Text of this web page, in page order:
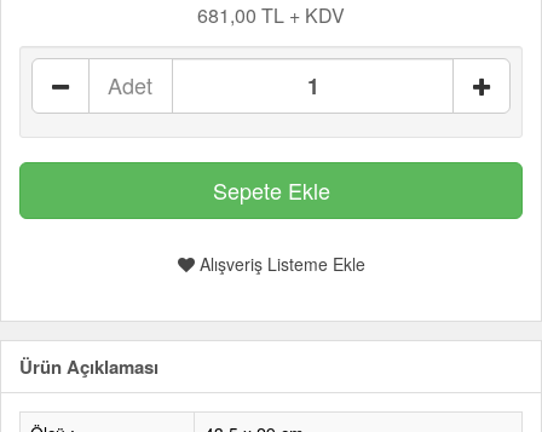
681,00 TL + KDV
Adet
Alışveriş Listeme Ekle
Ürün Açıklaması